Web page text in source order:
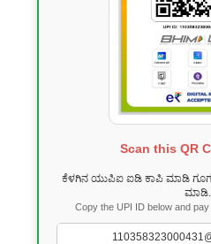
Scan this QR
ಕೆಳಗಿನ ಯುಪಿಐ ಐಡಿ ಕಾಪಿ ಮಾಡಿ
ಮಾಡಿ.
Copy the UPI ID below and